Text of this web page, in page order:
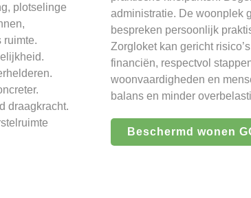
plotselinge
ruimte.
draagkracht.
administratie. De woonplek
bespreken persoonlijk
Zorgloket kan gericht
financiën, respectvol
woonvaardigheden en
balans en minder
Beschermd wonen